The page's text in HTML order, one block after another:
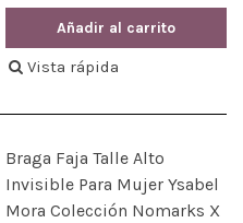
Añadir al carrito
Vista rápida
Braga Faja Talle Alto
Invisible Para Mujer Ysabel
Mora Colección Nomarks X